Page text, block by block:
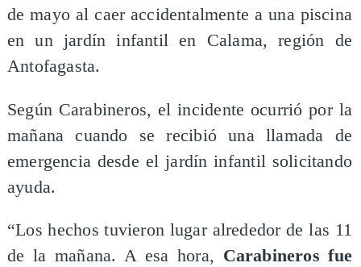
de mayo al caer accidentalmente a una piscina
en un jardín infantil en Calama, región de
Antofagasta.
Según Carabineros, el incidente ocurrió por la
mañana cuando se recibió una llamada de
emergencia desde el jardín infantil solicitando
ayuda.
“Los hechos tuvieron lugar alrededor de las 11
de la mañana. A esa hora, Carabineros fue